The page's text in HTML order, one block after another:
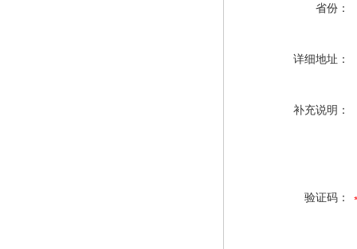
省份：
详细地址：
补充说明：
验证码：